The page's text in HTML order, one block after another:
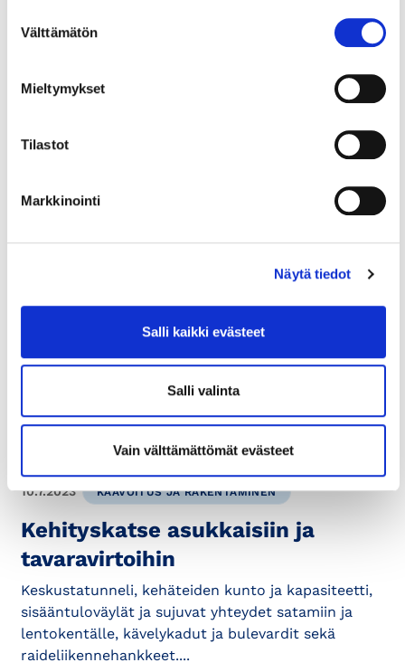
valinta
Välttämätön
Mieltymykset
Tilastot
Markkinointi
Näytä tiedot
Salli kaikki evästeet
Salli valinta
Vain välttämättömät evästeet
Brändikäsikirjaa on saatavana myös e-
KauppakamariTiedon Ammattikirjastosta.
Lue myös
10.7.2023 KAAVOITUS JA RAKENTAMINEN
Kehityskatse asukkaisiin ja
tavaravirtoihin
Keskustatunneli, kehäteiden kunto ja kapasiteetti,
sisääntuloväylät ja sujuvat yhteydet satamiin ja
lento­kentälle, kävelykadut ja bulevardit sekä
raideliikenne­hankkeet....